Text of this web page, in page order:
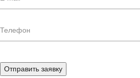
Отправить заявку